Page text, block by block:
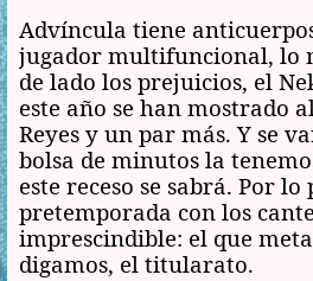
Advíncula tiene
jugador multifuncional, lo
de lado los prejuicios, el
este año se han mostrado
Reyes y un par más. Y se
bolsa de minutos la
este receso se sabrá. Por
pretemporada con los
imprescindible: el que
digamos, el titularato.